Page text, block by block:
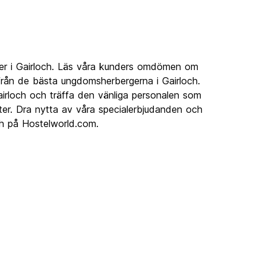
i Gairloch. Läs våra kunders omdömen om
de bästa ungdomsherbergerna i Gairloch.
och träffa den vänliga personalen som
Dra nytta av våra specialerbjudanden och
på Hostelworld.com.